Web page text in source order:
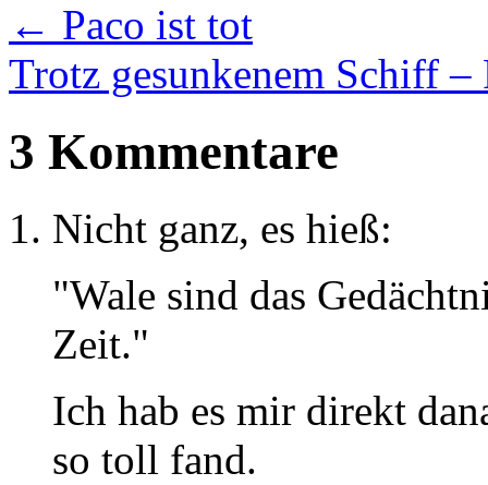
← Paco ist tot
Trotz gesunkenem Schiff
3 Kommentare
Nicht ganz, es hieß:
"Wale sind das
Zeit."
Ich hab es mir direkt
so toll fand.